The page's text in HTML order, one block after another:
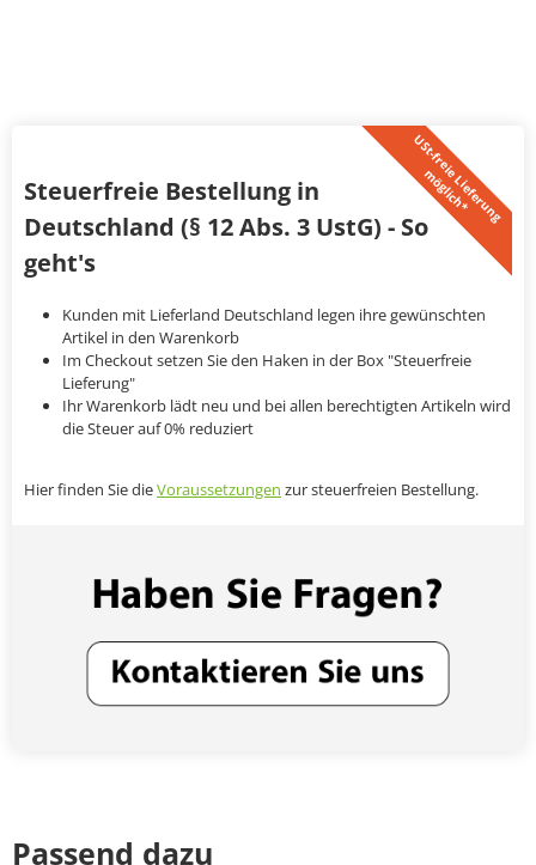
U
S
t
-
f
r
e
i
e
L
i
e
f
e
r
u
n
g
m
ö
g
l
i
c
h
*
Steuerfreie Bestellung in
Deutschland (§ 12 Abs. 3 UstG) - So
geht's
Kunden mit Lieferland Deutschland legen ihre gewünschten
Artikel in den Warenkorb
Im Checkout setzen Sie den Haken in der Box "Steuerfreie
Lieferung"
Ihr Warenkorb lädt neu und bei allen berechtigten Artikeln wird
die Steuer auf 0% reduziert
Hier finden Sie dieVoraussetzungen zur steuerfreien Bestellung.
Passend dazu